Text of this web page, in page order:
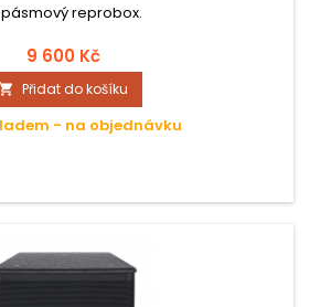
reprobox.
9 600 Kč
Přidat do košíku
- na objednávku